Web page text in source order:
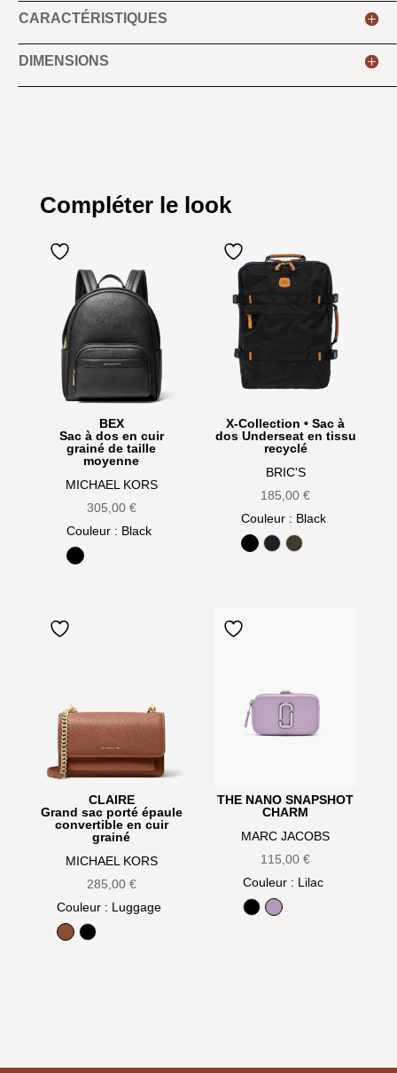
CARACTÉRISTIQUES
DIMENSIONS
Compléter le look
BEX
Sac à dos en cuir
grainé de taille
moyenne
MICHAEL KORS
305,00 €
Couleur : Black
Black
X-Collection • Sac à
dos Underseat en tissu
recyclé
BRIC'S
185,00€
Couleur: Black
BlackOcean Blue
Olive
CLAIRE
Grand sac porté épaule
convertible en cuir
grainé
MICHAEL KORS
285,00 €
Couleur : Luggage
Luggage
Noir
THE NANO SNAPSHOT
CHARM
MARC JACOBS
115,00€
Couleur : Lilac
BlackLilac